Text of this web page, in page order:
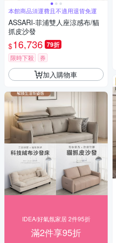
本館商品須運費且不適用退貨免運
ASSARI-菲浦雙人座涼感布/貓
抓皮沙發
$16,736 79折
限時下殺 券
加入購物車
IDEA/好氣氛家居 2件95折
滿2件享95折